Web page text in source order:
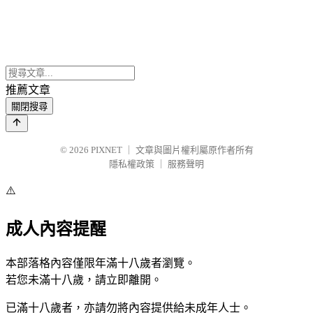
推薦文章
關閉搜尋
© 2026 PIXNET
文章與圖片權利屬原作者所有
隱私權政策
服務聲明
⚠️
成人內容提醒
本部落格內容僅限年滿十八歲者瀏覽。
若您未滿十八歲，請立即離開。
已滿十八歲者，亦請勿將內容提供給未成年人士。